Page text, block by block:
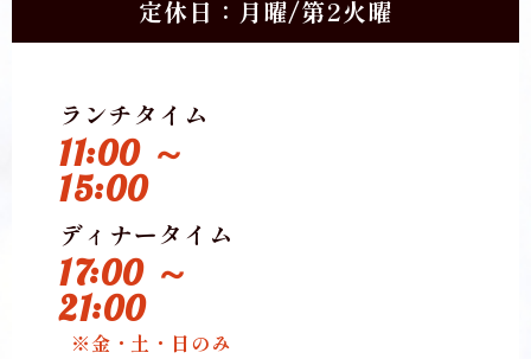
定休日：月曜/第2火曜
ランチタイム
11:00 ～
15:00
ディナータイム
17:00 ～
21:00
※金・土・日のみ